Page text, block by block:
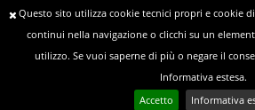
Posts Tagged
Questo sito utilizza cookie tecnici propri e cookie
continui nella navigazione o clicchi su un
utilizzo. Se vuoi saperne di più o negare il
Informativa estesa.
Accetto
Informativa